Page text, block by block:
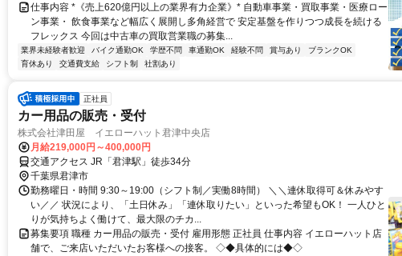
仕事内容 *《売上620億円以上の業界有力企業》* 自動車事業・買取事業・医療ロー
ン事業・ 飲食事業など幅広く展開し多角経営で 安定基盤を作りつつ成長を続ける
フレックス 今回は中古車の買取営業職の募集...
業界未経験者歓迎 バイク通勤OK 学歴不問 車通勤OK 経験不問 賞与あり
ブランクOK
育休あり
交通費支給 シフト制 社割あり
正社員
カー用品の販売・受付
株式会社津田屋 イエローハット君津中央店
月給219,000円～400,000円
交通アクセス JR「君津駅」徒歩34分
千葉県君津市
勤務曜日・時間 9:30～19:00（シフト制／実働8時間） ＼＼連休取得可＆休みやす
い／／ 状況により、「土日休み」「連休取りたい」といった希望もOK！ 一人ひと
りが気持ちよく働けて、最大限のチカ...
募集要項 職種 カー用品の販売・受付 雇用形態 正社員 仕事内容 イエローハット店
舗で、ご来店いただいたお客様への接客。 ◇◆具体的には◆◇